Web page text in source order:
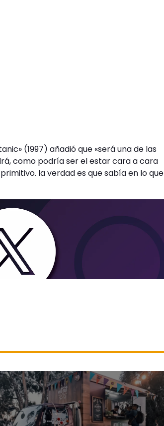
(1997) añadió que «será una de las
como podría ser el estar cara a cara
la verdad es que sabía en lo que